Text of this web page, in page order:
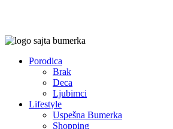
Porodica
Brak
Deca
Ljubimci
Lifestyle
Uspešna Bumerka
Shopping